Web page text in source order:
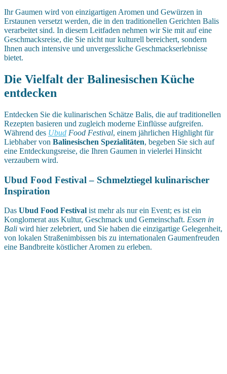
Ihr Gaumen wird von einzigartigen Aromen und Gewürzen in
Erstaunen versetzt werden, die in den traditionellen Gerichten Balis
verarbeitet sind. In diesem Leitfaden nehmen wir Sie mit auf eine
Geschmacksreise, die Sie nicht nur kulturell bereichert, sondern
Ihnen auch intensive und unvergessliche Geschmackserlebnisse
bietet.
Die Vielfalt der Balinesischen Küche
entdecken
Entdecken Sie die kulinarischen Schätze Balis, die auf traditionellen
Rezepten basieren und zugleich moderne Einflüsse aufgreifen.
Während des Ubud Food Festival, einem jährlichen Highlight für
Liebhaber von Balinesischen Spezialitäten, begeben Sie sich auf
eine Entdeckungsreise, die Ihren Gaumen in vielerlei Hinsicht
verzaubern wird.
Ubud Food Festival – Schmelztiegel kulinarischer
Inspiration
Das Ubud Food Festival ist mehr als nur ein Event; es ist ein
Konglomerat aus Kultur, Geschmack und Gemeinschaft. Essen in
Bali wird hier zelebriert, und Sie haben die einzigartige Gelegenheit,
von lokalen Straßenimbissen bis zu internationalen Gaumenfreuden
eine Bandbreite köstlicher Aromen zu erleben.